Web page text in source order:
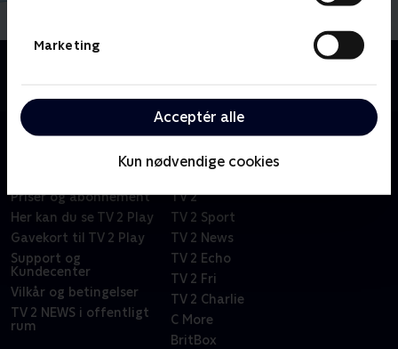
Marketing
Acceptér alle
Kun nødvendige cookies
Priser og abonnement
Her kan du se TV 2 Play
Gavekort til TV 2 Play
Support og
Kundecenter
Vilkår og betingelser
TV 2 NEWS i offentligt
rum
TV 2
TV 2 Sport
TV 2 News
TV 2 Echo
TV 2 Fri
TV 2 Charlie
C More
BritBox